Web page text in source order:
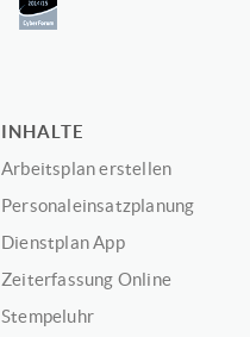
INHALTE
Arbeitsplan erstellen
Personaleinsatzplanung
Dienstplan App
Zeiterfassung Online
Stempeluhr